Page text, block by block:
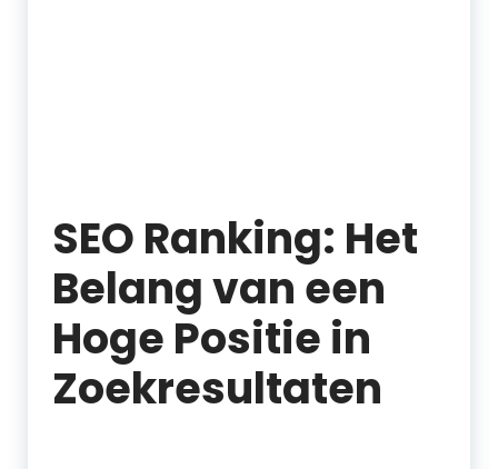
SEO Ranking: Het
Belang van een
Hoge Positie in
Zoekresultaten